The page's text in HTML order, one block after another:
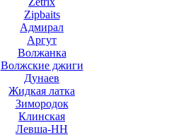
Zipbaits
Адмирал
Аргут
Волжанка
Волжские джиги
Дунаев
Жидкая латка
Зимородок
Клинская
Левша-НН